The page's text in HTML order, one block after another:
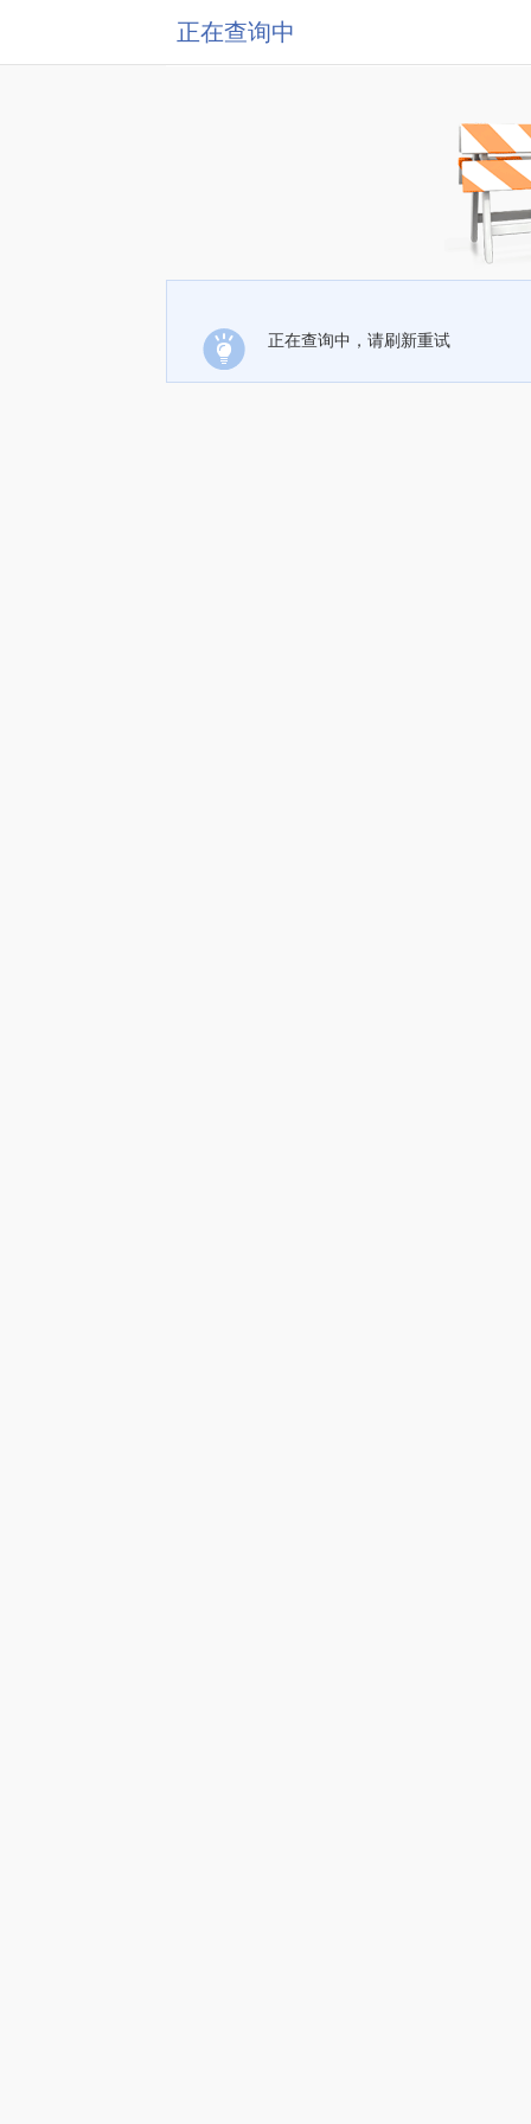
正在查询中
正在查询中，请刷新重试